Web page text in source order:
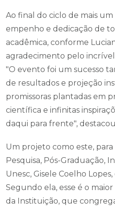
Ao final do ciclo de mais
empenho e dedicação de
acadêmica, conforme
agradecimento pelo
"O evento foi um sucesso
de resultados e projeção
promissoras plantadas em
científica e infinitas
daqui para frente",
Um projeto como este,
Pesquisa, Pós-Graduação,
Unesc, Gisele Coelho
Segundo ela, esse é o
da Instituição, que